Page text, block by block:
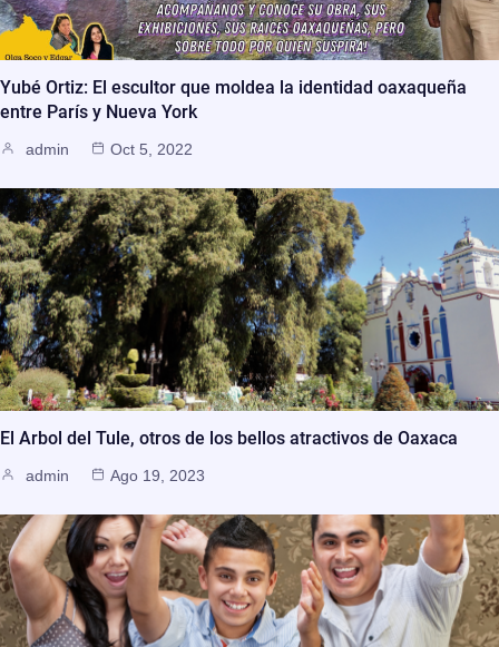
Yubé Ortiz: El escultor que moldea la identidad oaxaqueña
entre París y Nueva York
admin Oct 5, 2022
El Arbol del Tule, otros de los bellos atractivos de Oaxaca
admin Ago 19, 2023